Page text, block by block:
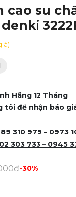
cao su
Hãng 12 Tháng
tôi để nhận báo
310 979 – 0973
303 733 – 0945
-30%